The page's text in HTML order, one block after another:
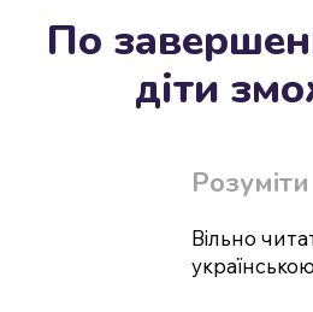
По
діти
Розуміти
Вільно